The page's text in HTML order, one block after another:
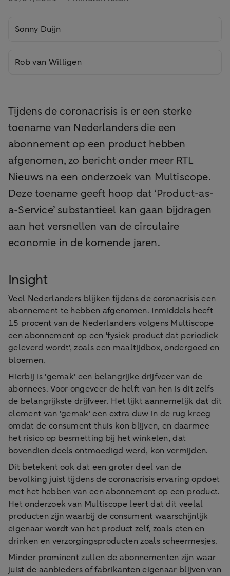
Sonny Duijn
Rob van Willigen
Tijdens de coronacrisis is er een sterke
toename van Nederlanders die een
abonnement op een product hebben
afgenomen, zo bericht onder meer RTL
Nieuws na een onderzoek van Multiscope.
Deze toename geeft hoop dat ‘Product-as-
a-Service’ substantieel kan gaan bijdragen
aan het versnellen van de circulaire
economie in de komende jaren.
Insight
Veel Nederlanders blijken tijdens de coronacrisis een
abonnement te hebben afgenomen. Inmiddels heeft
15 procent van de Nederlanders volgens Multiscope
een abonnement op een 'fysiek product dat periodiek
geleverd wordt', zoals een maaltijdbox, ondergoed en
bloemen.
Hierbij is 'gemak' een belangrijke drijfveer van de
abonnees. Voor ongeveer de helft van hen is dit zelfs
de belangrijkste drijfveer. Het lijkt aannemelijk dat dit
element van 'gemak' een extra duw in de rug kreeg
omdat de consument thuis kon blijven, en daarmee
het risico op besmetting bij het winkelen, dat
bovendien deels ontmoedigd werd, kon vermijden.
Dit betekent ook dat een groter deel van de
bevolking juist tijdens de coronacrisis ervaring opdoet
met het hebben van een abonnement op een product.
Het onderzoek van Multiscope leert dat dit veelal
producten zijn waarbij de consument waarschijnlijk
eigenaar wordt van het product zelf, zoals eten en
drinken en verzorgingsproducten zoals scheermesjes.
Minder prominent zullen de abonnementen zijn waar
juist de aanbieders of fabrikanten eigenaar blijven van